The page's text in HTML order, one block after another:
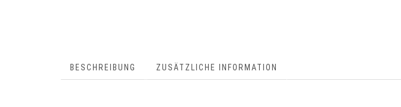
BESCHREIBUNG ZUSÄTZLICHE INFORMATION